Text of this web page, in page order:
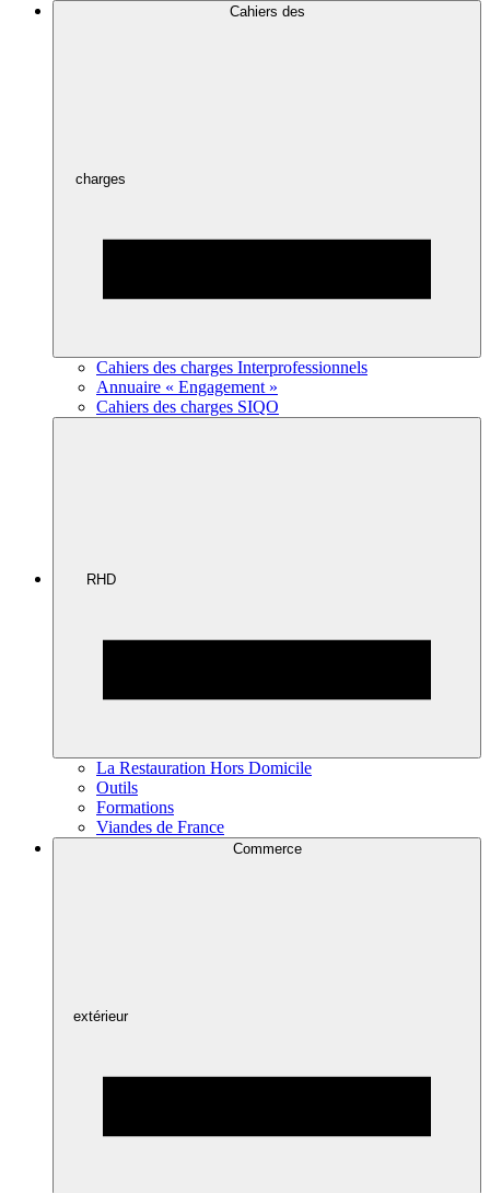
Cahiers des
charges
Cahiers des charges Interprofessionnels
Annuaire « Engagement »
Cahiers des charges SIQO
RHD
La Restauration Hors Domicile
Outils
Formations
Viandes de France
Commerce
extérieur